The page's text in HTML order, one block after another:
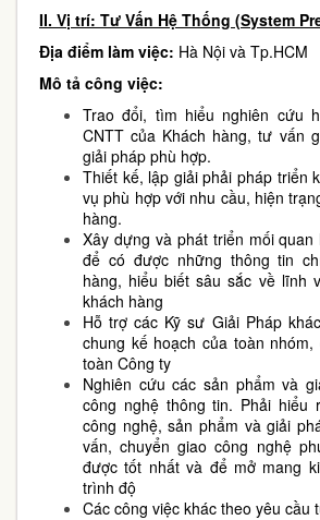
II. Vị trí: Tư Vấn Hệ Thống (System
Địa điểm làm việc: Hà Nội và Tp.HCM
Mô tả công việc:
Trao đổi, tìm hiểu nghiên cứu
CNTT của Khách hàng, tư vấn
giải pháp phù hợp.
Thiết kế, lập giải phải pháp triển
vụ phù hợp với nhu cầu, hiện
hàng.
Xây dựng và phát triển mối quan
để có được những thông tin
hàng, hiểu biết sâu sắc về lĩnh
khách hàng
Hỗ trợ các Kỹ sư Giải Pháp
chung kế hoạch của toàn
toàn Công ty
Nghiên cứu các sản phẩm và
công nghệ thông tin. Phải hiểu
công nghệ, sản phẩm và giải
vấn, chuyển giao công nghệ
được tốt nhất và để mở mang
trình độ
Các công việc khác theo yêu cầu